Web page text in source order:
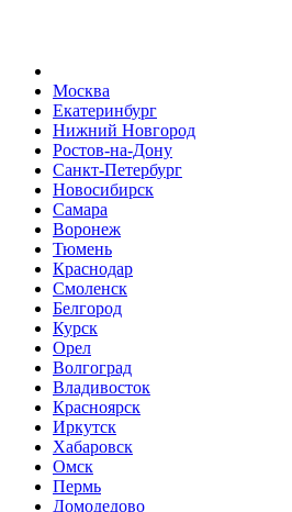
Москва
Екатеринбург
Нижний Новгород
Ростов-на-Дону
Санкт-Петербург
Новосибирск
Самара
Воронеж
Тюмень
Краснодар
Смоленск
Белгород
Курск
Орел
Волгоград
Владивосток
Красноярск
Иркутск
Хабаровск
Омск
Пермь
Домодедово